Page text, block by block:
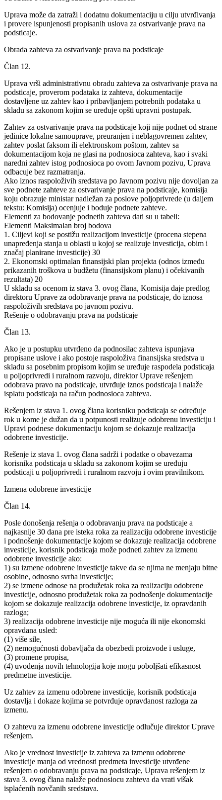
Uprava može da zatraži i dodatnu dokumentaciju u cilju utvrđivanja
i provere ispunjenosti propisanih uslova za ostvarivanje prava na
podsticaje.
Obrada zahteva za ostvarivanje prava na podsticaje
Član 12.
Uprava vrši administrativnu obradu zahteva za ostvarivanje prava na
podsticaje, proverom podataka iz zahteva, dokumentacije
dostavljene uz zahtev kao i pribavljanjem potrebnih podataka u
skladu sa zakonom kojim se uređuje opšti upravni postupak.
Zahtev za ostvarivanje prava na podsticaje koji nije podnet od strane
jedinice lokalne samouprave, preuranjen i neblagovremen zahtev,
zahtev poslat faksom ili elektronskom poštom, zahtev sa
dokumentacijom koja ne glasi na podnosioca zahteva, kao i svaki
naredni zahtev istog podnosioca po ovom Javnom pozivu, Uprava
odbacuje bez razmatranja.
Ako iznos raspoloživih sredstava po Javnom pozivu nije dovoljan za
sve podnete zahteve za ostvarivanje prava na podsticaje, komisija
koju obrazuje ministar nadležan za poslove poljoprivrede (u daljem
tekstu: Komisija) ocenjuje i boduje podnete zahteve.
Elementi za bodovanje podnetih zahteva dati su u tabeli:
Elementi Maksimalan broj bodova
1. Ciljevi koji se postižu realizacijom investicije (procena stepena
unapređenja stanja u oblasti u kojoj se realizuje investicija, obim i
značaj planirane investicije) 30
2. Ekonomski optimalan finansijski plan projekta (odnos između
prikazanih troškova u budžetu (finansijskom planu) i očekivanih
rezultata) 20
U skladu sa ocenom iz stava 3. ovog člana, Komisija daje predlog
direktoru Uprave za odobravanje prava na podsticaje, do iznosa
raspoloživih sredstava po javnom pozivu.
Rešenje o odobravanju prava na podsticaje
Član 13.
Ako je u postupku utvrđeno da podnosilac zahteva ispunjava
propisane uslove i ako postoje raspoloživa finansijska sredstva u
skladu sa posebnim propisom kojim se uređuje raspodela podsticaja
u poljoprivredi i ruralnom razvoju, direktor Uprave rešenjem
odobrava pravo na podsticaje, utvrđuje iznos podsticaja i nalaže
isplatu podsticaja na račun podnosioca zahteva.
Rešenjem iz stava 1. ovog člana korisniku podsticaja se određuje
rok u kome je dužan da u potpunosti realizuje odobrenu investiciju i
Upravi podnese dokumentaciju kojom se dokazuje realizacija
odobrene investicije.
Rešenje iz stava 1. ovog člana sadrži i podatke o obavezama
korisnika podsticaja u skladu sa zakonom kojim se uređuju
podsticaji u poljoprivredi i ruralnom razvoju i ovim pravilnikom.
Izmena odobrene investicije
Član 14.
Posle donošenja rešenja o odobravanju prava na podsticaje a
najkasnije 30 dana pre isteka roka za realizaciju odobrene investicije
i podnošenje dokumentacije kojom se dokazuje realizacija odobrene
investicije, korisnik podsticaja može podneti zahtev za izmenu
odobrene investicije ako:
1) su izmene odobrene investicije takve da se njima ne menjaju bitne
osobine, odnosno svrha investicije;
2) se izmene odnose na produžetak roka za realizaciju odobrene
investicije, odnosno produžetak roka za podnošenje dokumentacije
kojom se dokazuje realizacija odobrene investicije, iz opravdanih
razloga;
3) realizacija odobrene investicije nije moguća ili nije ekonomski
opravdana usled:
(1) više sile,
(2) nemogućnosti dobavljača da obezbedi proizvode i usluge,
(3) promene propisa,
(4) uvođenja novih tehnologija koje mogu poboljšati efikasnost
predmetne investicije.
Uz zahtev za izmenu odobrene investicije, korisnik podsticaja
dostavlja i dokaze kojima se potvrđuje opravdanost razloga za
izmenu.
O zahtevu za izmenu odobrene investicije odlučuje direktor Uprave
rešenjem.
Ako je vrednost investicije iz zahteva za izmenu odobrene
investicije manja od vrednosti predmeta investicije utvrđene
rešenjem o odobravanju prava na podsticaje, Uprava rešenjem iz
stava 3. ovog člana nalaže podnosiocu zahteva da vrati višak
isplaćenih novčanih sredstava.